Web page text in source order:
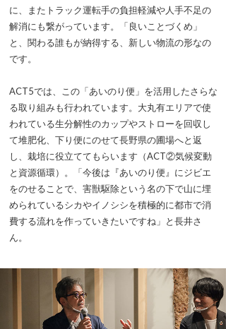
に、またトラック運転手の負担軽減や人手不足の
解消にも繋がっています。「良いことづくめ」
と、関わる誰もが納得する、新しい物流の形なの
です。
ACT5では、この「あいのり便」を活用したさらな
る取り組みも行われています。大丸有エリアで使
われている生分解性のカップやストローを回収し
て堆肥化、下り便にのせて長野県の圃場へと返
し、栽培に役立ててもらいます（ACT②気候変動
と資源循環）。「今後は『あいのり便』にジビエ
をのせることで、害獣駆除という名の下で山に埋
められているシカやイノシシを積極的に都市で消
費する流れを作っていきたいですね」と長井さ
ん。